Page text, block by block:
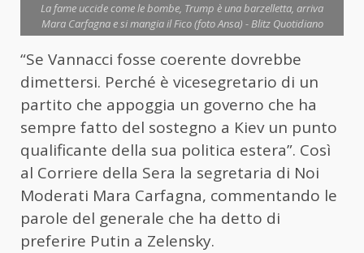
La fame uccide come le bombe, Trump è una barzelletta, arriva
Mara Carfagna e si mangia il Fico (foto Ansa) - Blitz Quotidiano
“Se Vannacci fosse coerente dovrebbe
dimettersi. Perché è vicesegretario di un
partito che appoggia un governo che ha
sempre fatto del sostegno a Kiev un punto
qualificante della sua politica estera”. Così
al Corriere della Sera la segretaria di Noi
Moderati Mara Carfagna, commentando le
parole del generale che ha detto di
preferire Putin a Zelensky.